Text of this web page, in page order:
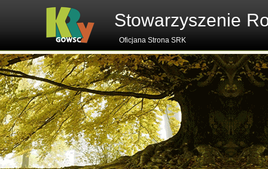
Stowarzyszenie
Oficjana Strona SRK